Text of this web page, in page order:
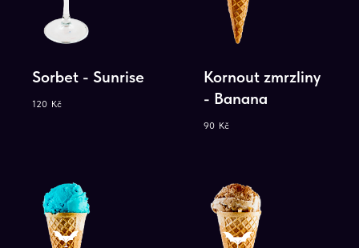
Sorbet - Sunrise
120 Kč
Kornout zmrzliny
- Banana
90 Kč